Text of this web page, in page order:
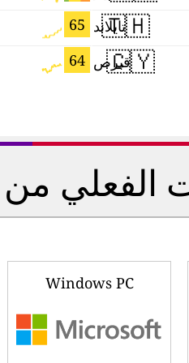
🇹🇭
تايلاند
🇨🇾
قبرص
65
64
الفعلي
Windows PC